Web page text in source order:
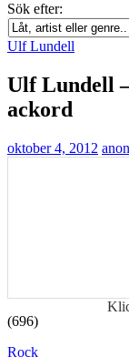
Sök efter:
Ulf Lundell
Ulf Lundell
ackord
oktober 4, 2012
(696)
Rock